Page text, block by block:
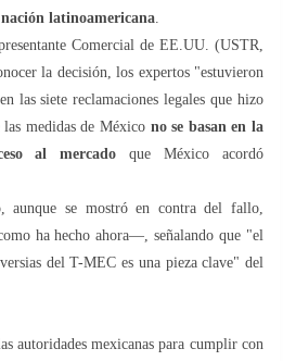
latinoamericana
Comercial de EE.UU. (USTR,
la decisión, los expertos "estuvieron
las siete reclamaciones legales que hizo
medidas de México no se basan en la
al mercado que México acordó
aunque se mostró en contra del fallo,
ha hecho ahora—, señalando que "el
del T-MEC es una pieza clave" del
autoridades mexicanas para cumplir con